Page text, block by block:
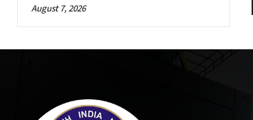
August 7, 2026